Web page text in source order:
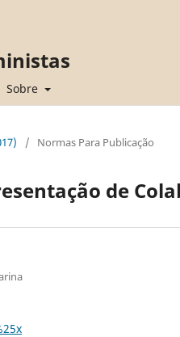
Sobre
/ Normas Para Publicação
de